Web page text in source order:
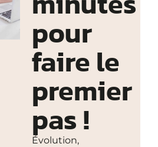
pour
faire le
premier
pas !
Évolution,